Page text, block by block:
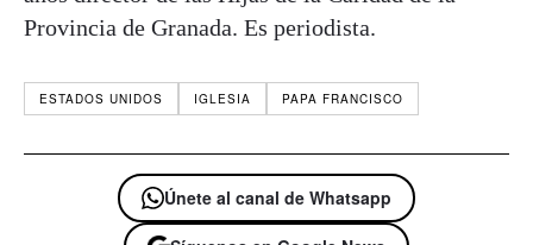
Provincia de Granada. Es periodista.
ESTADOS UNIDOS IGLESIA PAPA FRANCISCO
Únete al canal de Whatsapp